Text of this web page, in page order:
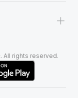
+
All rights reserved.